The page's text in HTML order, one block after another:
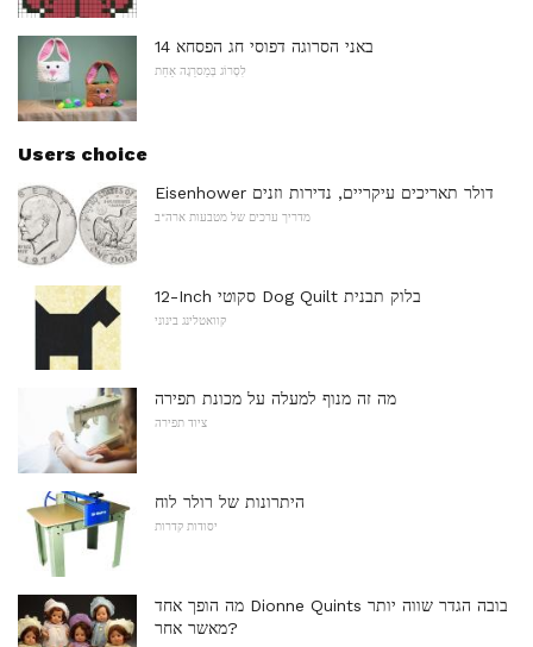
14 באני הסרוגה דפוסי חג הפסחא
לִסְרוֹג בְּמַסרֵגָה אַחַת
Users choice
Eisenhower דולר תאריכים עיקריים, נדירות וזנים
מדריך ערכים של מטבעות ארה"ב
12-Inch סקוטי Dog Quilt בלוק תבנית
קוואטלינג בינוני
מה זה מנוף למעלה על מכונת תפירה
ציוד תפירה
היתרונות של רולר לוח
יסודות קדרות
מה הופך אחד Dionne Quints בובה הגדר שווה יותר
מאשר אחר?